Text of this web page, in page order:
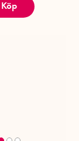
Köp